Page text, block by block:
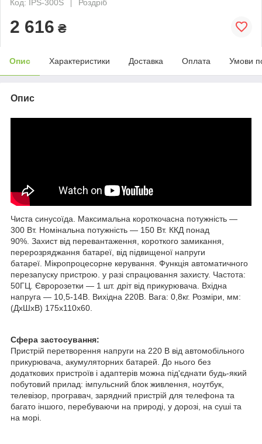
Код: IPS-300S
Роздріб
2 616 ₴
Опис Характеристики Доставка Оплата Умови
Опис
Чиста синусоїда. Максимальна короткочасна потужність —
300 Вт. Номінальна потужність — 150 Вт. ККД понад
90%. Захист від перевантаження, короткого замикання,
перерозряджання батареї, від підвищеної напруги
батареї. Мікропроцесорне керування. Функція автоматичного
перезапуску пристрою. у разі спрацювання захисту. Частота:
50ГЦ. Євророзетки — 1 шт. дріт від прикурювача. Вхідна
напруга — 10,5-14В. Вихідна 220В. Вага: 0,8кг. Розміри, мм:
(ДхШхВ) 175х110х60.
Сфера застосування:
Пристрій перетворення напруги на 220 В від автомобільного
прикурювача, акумуляторних батарей. До нього без
додаткових пристроїв і адаптерів можна під'єднати будь-який
побутовий прилад: імпульсний блок живлення, ноутбук,
телевізор, програвач, зарядний пристрій для телефона та
багато іншого, перебуваючи на природі, у дорозі, на суші та
на морі.